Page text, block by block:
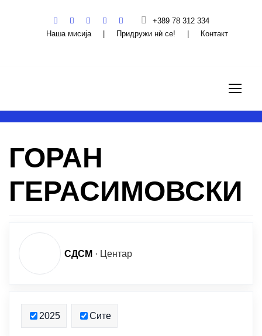
+389 78 312 334
Наша мисија
Придружи нѝ се! Контакт
ГОРАН
ГЕРАСИМОВСКИ
СДСМ · Центар
2025 Сите